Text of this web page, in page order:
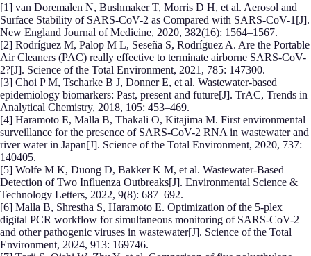
[1] van Doremalen N, Bushmaker T, Morris D H, et al. Aerosol and
Surface Stability of SARS-CoV-2 as Compared with SARS-CoV-1[J].
New England Journal of Medicine, 2020, 382(16): 1564–1567.
[2] Rodríguez M, Palop M L, Seseña S, Rodríguez A. Are the Portable
Air Cleaners (PAC) really effective to terminate airborne SARS-CoV-
2?[J]. Science of the Total Environment, 2021, 785: 147300.
[3] Choi P M, Tscharke B J, Donner E, et al. Wastewater-based
epidemiology biomarkers: Past, present and future[J]. TrAC, Trends in
Analytical Chemistry, 2018, 105: 453–469.
[4] Haramoto E, Malla B, Thakali O, Kitajima M. First environmental
surveillance for the presence of SARS-CoV-2 RNA in wastewater and
river water in Japan[J]. Science of the Total Environment, 2020, 737:
140405.
[5] Wolfe M K, Duong D, Bakker K M, et al. Wastewater-Based
Detection of Two Influenza Outbreaks[J]. Environmental Science &
Technology Letters, 2022, 9(8): 687–692.
[6] Malla B, Shrestha S, Haramoto E. Optimization of the 5-plex
digital PCR workflow for simultaneous monitoring of SARS-CoV-2
and other pathogenic viruses in wastewater[J]. Science of the Total
Environment, 2024, 913: 169746.